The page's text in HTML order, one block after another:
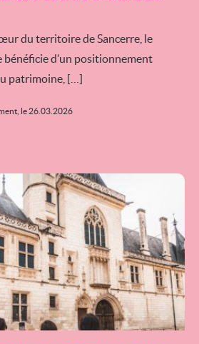
du territoire de Sancerre, le
d’un positionnement
patrimoine, […]
le 26.03.2026